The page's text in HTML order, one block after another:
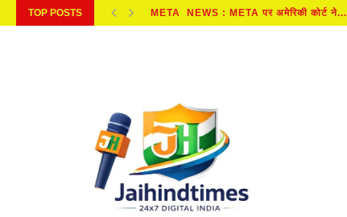
TOP POSTS META NEWS : META पर अमेरिकी कोर्ट ने...